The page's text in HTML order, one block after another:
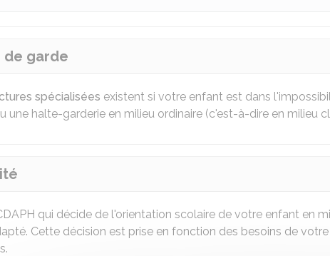
de garde
spécialisées existent si votre enfant est dans
une halte-garderie en milieu ordinaire (c'est-à-dire en milieu
qui décide de l'orientation scolaire de votre enfant en
Cette décision est prise en fonction des besoins de